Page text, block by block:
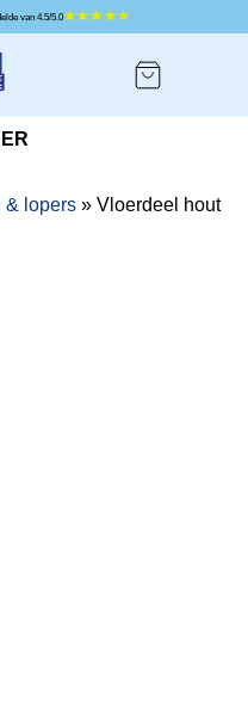
met een gemiddelde van 4.5/5.0
& lopers » Vloerdeel hout